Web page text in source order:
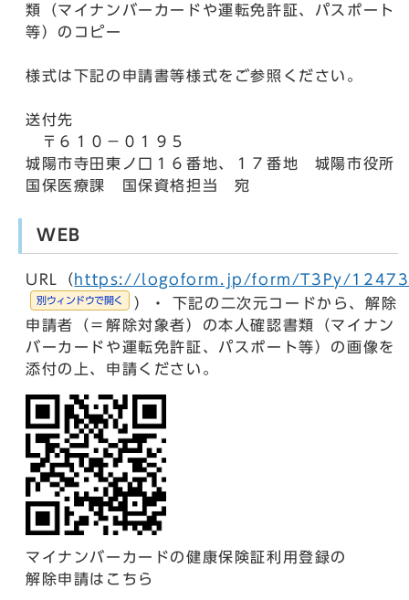
類（マイナンバーカードや運転免許証、パスポート
等）のコピー
様式は下記の申請書等様式をご参照ください。
送付先
〒６１０－０１９５
城陽市寺田東ノ口１６番地、１７番地 城陽市役所
国保医療課 国保資格担当 宛
WEB
URL（ https://logoform.jp/form/T3Py/
別ウィンドウで開く
）・ 下記の二次元コードから、解除
申請者（＝解除対象者）の本人確認書類（マイナン
バーカードや運転免許証、パスポート等）の画像を
添付の上、申請ください。
マイナンバーカードの健康保険証利用登録の
解除申請はこちら